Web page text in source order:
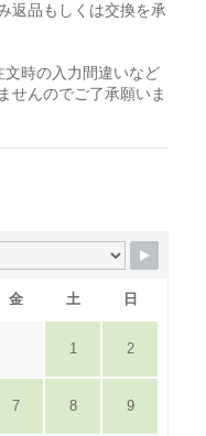
返品もしくは交換を承
時の入力間違いなど
せんのでご了承願いま
金 土 日
1 2
7 8 9